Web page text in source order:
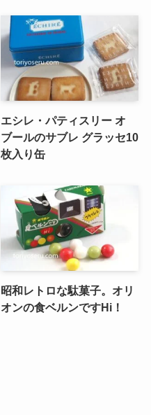
エシレ・パティスリー オ
ブールのサブレ グラッセ10
枚入り缶
昭和レトロな駄菓子。オリ
オンの食ベルンですHi！